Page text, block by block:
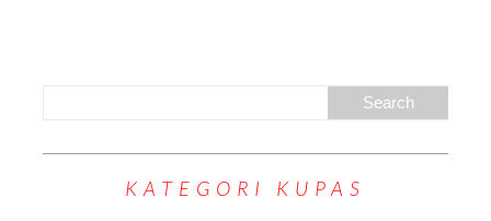
KATEGORI KUPAS